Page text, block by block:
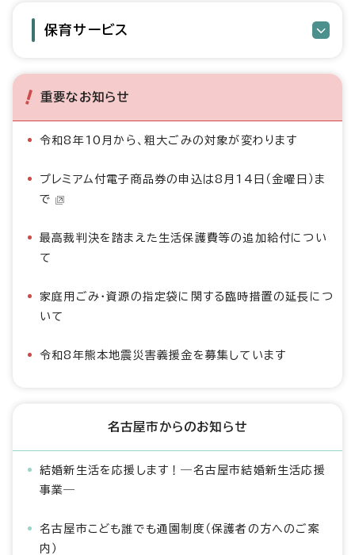
保育サービス
重要なお知らせ
令和8年10月から、粗大ごみの対象が変わります
プレミアム付電子商品券の申込は8月14日（金曜日）ま
で
最高裁判決を踏まえた生活保護費等の追加給付につい
て
家庭用ごみ・資源の指定袋に関する臨時措置の延長につ
いて
令和8年熊本地震災害義援金を募集しています
名古屋市からのお知らせ
結婚新生活を応援します！―名古屋市結婚新生活応援
事業―
名古屋市こども誰でも通園制度（保護者の方へのご案
内）